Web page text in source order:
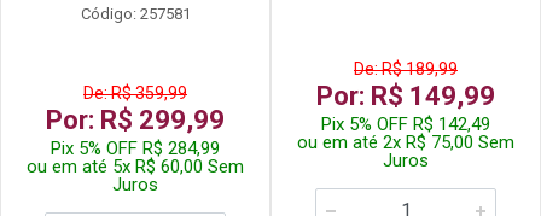
Código: 257581
De: R$ 359,99
Por: R$ 299,99
Pix 5% OFF R$ 284,99
ou em até 5x R$ 60,00 Sem
Juros
De: R$ 189,99
Por: R$ 149,99
Pix 5% OFF R$ 142,49
ou em até 2x R$ 75,00 Sem
Juros